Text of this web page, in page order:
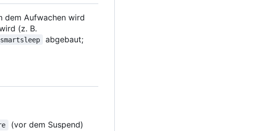
dem Aufwachen wird
(z. B.
abgebaut;
(vor dem Suspend)